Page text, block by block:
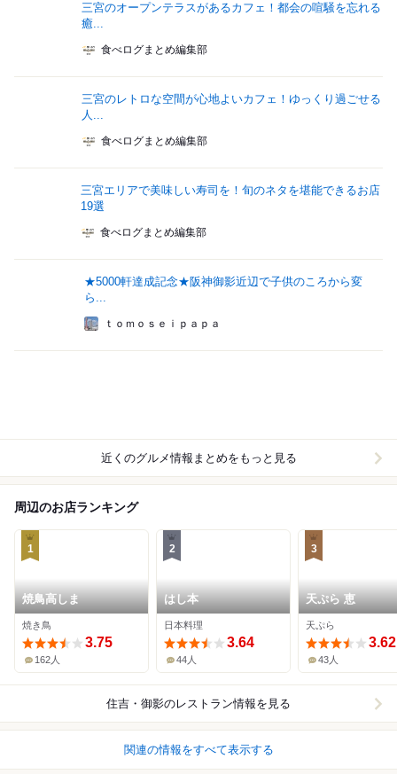
三宮のオープンテラスがあるカフェ！都会の喧騒を忘れる
癒...
食べログまとめ編集部
三宮のレトロな空間が心地よいカフェ！ゆっくり過ごせる
人...
食べログまとめ編集部
三宮エリアで美味しい寿司を！旬のネタを堪能できるお店
19選
食べログまとめ編集部
★5000軒達成記念★阪神御影近辺で子供のころから変
ら...
ｔｏｍｏｓｅｉｐａｐａ
近くのグルメ情報まとめをもっと見る
周辺のお店ランキング
1
焼鳥高しま
焼き鳥
3.75
162人
2
はし本
日本料理
3.64
44人
3
天ぷら 恵
天ぷら
3.62
43人
住吉・御影のレストラン情報を見る
関連の情報をすべて表示する